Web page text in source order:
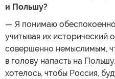
и Польшу?
— Я понимаю
учитывая их исторический
совершенно немыслимым,
в голову напасть на
хотелось, чтобы Россия,